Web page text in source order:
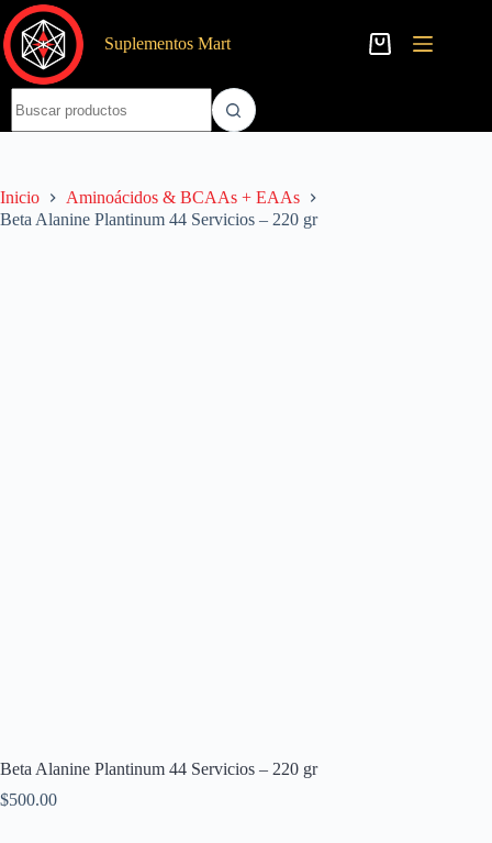
Saltar
al
contenido
Suplementos Mart
Carro
resultados
Inicio
Aminoácidos & BCAAs + EAAs
Beta Alanine Plantinum 44 Servicios – 220 gr
Beta Alanine Plantinum 44 Servicios – 220 gr
$500.00